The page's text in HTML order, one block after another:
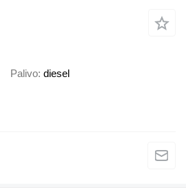
Palivo diesel